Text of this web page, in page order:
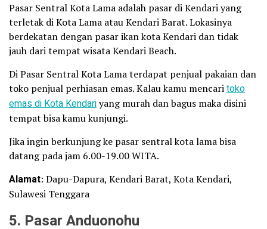
Pasar Sentral Kota Lama adalah pasar di Kendari yang
terletak di Kota Lama atau Kendari Barat. Lokasinya
berdekatan dengan pasar ikan kota Kendari dan tidak
jauh dari tempat wisata Kendari Beach.
Di Pasar Sentral Kota Lama terdapat penjual pakaian dan
toko penjual perhiasan emas. Kalau kamu mencaritoko
emas di Kota Kendariyang murah dan bagus maka disini
tempat bisa kamu kunjungi.
Jika ingin berkunjung ke pasar sentral kota lama bisa
datang pada jam 6.00-19.00 WITA.
Alamat: Dapu-Dapura, Kendari Barat, Kota Kendari,
Sulawesi Tenggara
5. Pasar Anduonohu